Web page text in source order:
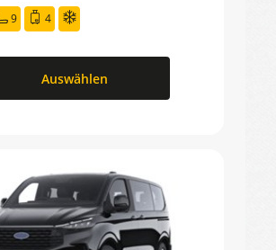
9 4
Auswählen